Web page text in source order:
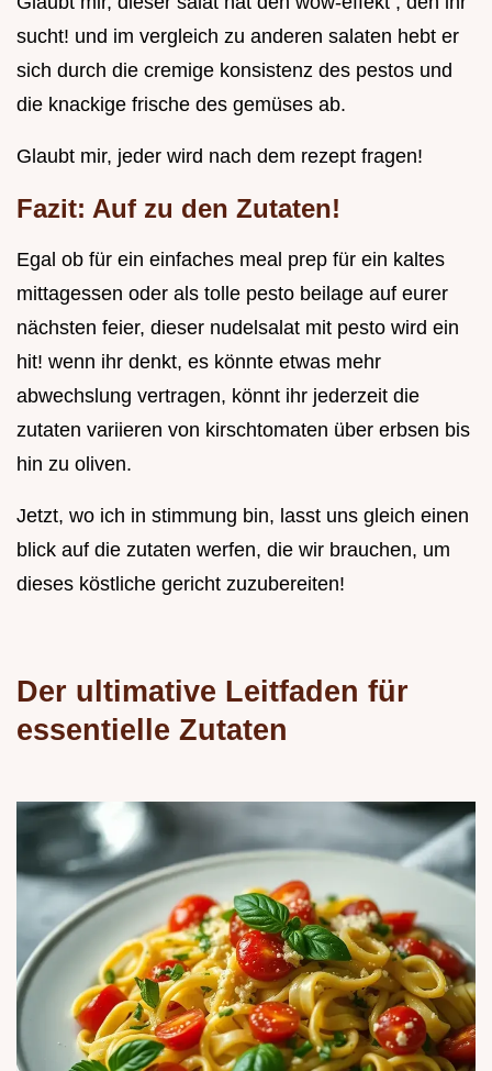
sucht! und im vergleich zu anderen salaten hebt er
sich durch die cremige konsistenz des pestos und
die knackige frische des gemüses ab.
Glaubt mir, jeder wird nach dem rezept fragen!
Fazit: Auf zu den Zutaten!
Egal ob für ein einfaches meal prep für ein kaltes
mittagessen oder als tolle pesto beilage auf eurer
nächsten feier, dieser nudelsalat mit pesto wird ein
hit! wenn ihr denkt, es könnte etwas mehr
abwechslung vertragen, könnt ihr jederzeit die
zutaten variieren von kirschtomaten über erbsen bis
hin zu oliven.
Jetzt, wo ich in stimmung bin, lasst uns gleich einen
blick auf die zutaten werfen, die wir brauchen, um
dieses köstliche gericht zuzubereiten!
Der ultimative Leitfaden für
essentielle Zutaten